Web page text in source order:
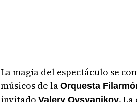
La magia del espectáculo se
músicos de la Orquesta
Valery Ovsyanikov